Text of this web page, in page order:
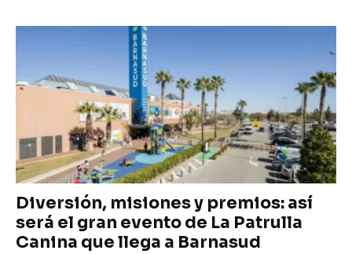
Diversión, misiones y premios: así
será el gran evento de La Patrulla
Canina que llega a Barnasud